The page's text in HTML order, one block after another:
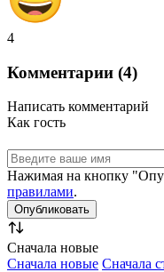
4
Комментарии (4)
Написать комментарий
Как гость
Нажимая на кнопку
правилами.
Сначала новые
Сначала новые Сначала